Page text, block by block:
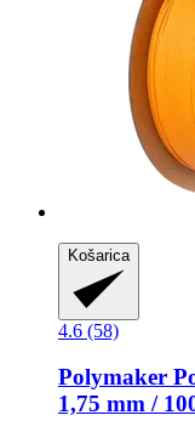
Košarica
4.6 (58)
Polymaker
1,75 mm /